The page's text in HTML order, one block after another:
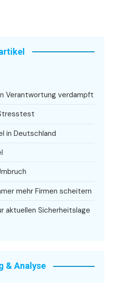
Verantwortung verdampft
in Deutschland
mehr Firmen scheitern
aktuellen Sicherheitslage
& Analyse